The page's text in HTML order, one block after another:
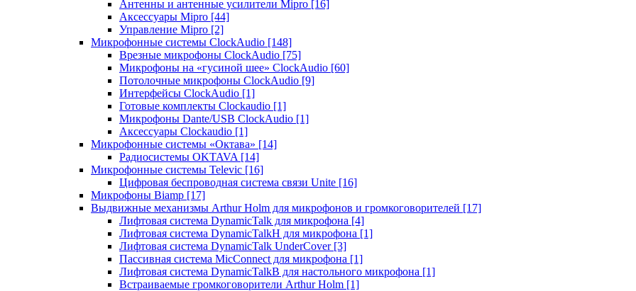
Антенны и антенные усилители Mipro [16]
Аксессуары Mipro [44]
Управление Mipro [2]
Микрофонные системы ClockAudio [148]
Врезные микрофоны ClockAudio [75]
Микрофоны на «гусиной шее» ClockAudio [60]
Потолочные микрофоны ClockAudio [9]
Интерфейсы ClockAudio [1]
Готовые комплекты Clockaudio [1]
Микрофоны Dante/USB ClockAudio [1]
Аксессуары Clockaudio [1]
Микрофонные системы «Октава» [14]
Радиосистемы OKTAVA [14]
Микрофонные системы Televic [16]
Цифровая беспроводная система связи Unite [16]
Микрофоны Biamp [17]
Выдвижные механизмы Arthur Holm для микрофонов и громкоговорителей [17]
Лифтовая система DynamicTalk для микрофона [4]
Лифтовая система DynamicTalkH для микрофона [1]
Лифтовая система DynamicTalk UnderCover [3]
Пассивная система MicConnect для микрофона [1]
Лифтовая система DynamicTalkB для настольного микрофона [1]
Встраиваемые громкоговорители Arthur Holm [1]